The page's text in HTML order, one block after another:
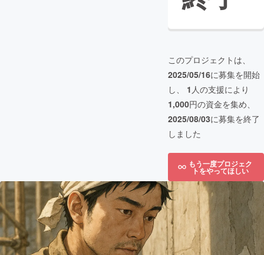
このプロジェクトは、
2025/05/16に募集を開始
し、 1 人の支援により
1,000円の資金を集め、
2025/08/03に募集を終了
しました
もう一度プロジェク
トをやってほしい